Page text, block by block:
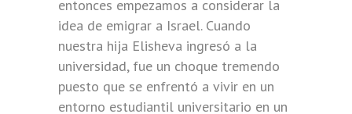
entonces empezamos a considerar la
idea de emigrar a Israel. Cuando
nuestra hija Elisheva ingresó a la
universidad, fue un choque tremendo
puesto que se enfrentó a vivir en un
entorno estudiantil universitario en un